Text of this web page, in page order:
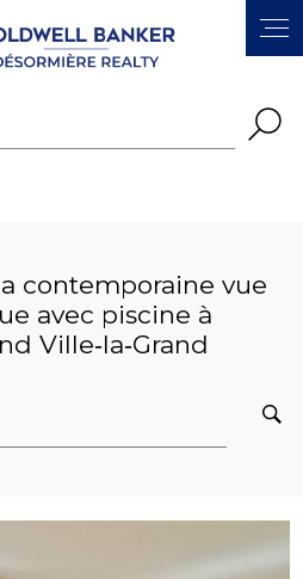
contemporaine vue
avec piscine à
Ville‑la‑Grand